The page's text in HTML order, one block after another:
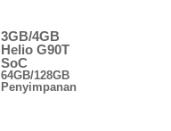
3GB/4GB
Helio G90T
SoC
64GB/128GB
Penyimpanan